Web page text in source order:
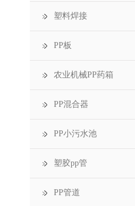
塑料焊接
PP板
农业机械PP药箱
PP混合器
PP小污水池
塑胶pp管
PP管道